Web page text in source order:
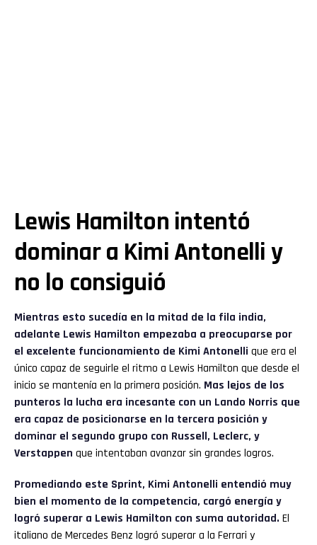
Lewis Hamilton intentó
dominar a Kimi Antonelli y
no lo consiguió
Mientras esto sucedía en la mitad de la fila india,
adelante Lewis Hamilton empezaba a preocuparse por
el excelente funcionamiento de Kimi Antonelli que era el
único capaz de seguirle el ritmo a Lewis Hamilton que desde el
inicio se mantenía en la primera posición. Mas lejos de los
punteros la lucha era incesante con un Lando Norris que
era capaz de posicionarse en la tercera posición y
dominar el segundo grupo con Russell, Leclerc, y
Verstappen que intentaban avanzar sin grandes logros.
Promediando este Sprint, Kimi Antonelli entendió muy
bien el momento de la competencia, cargó energía y
logró superar a Lewis Hamilton con suma autoridad. El
italiano de Mercedes Benz logró superar a la Ferrari y